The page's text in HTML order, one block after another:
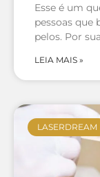
Esse é um
pessoas que
pelos. Por
LEIA MAIS »
LASERDREAM